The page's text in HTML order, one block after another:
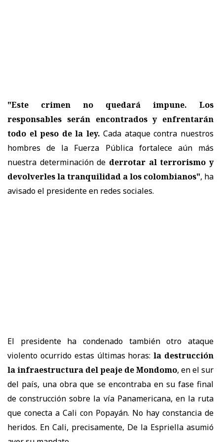
"Este crimen no quedará impune. Los
responsables serán encontrados y enfrentarán
todo el peso de la ley. Cada ataque contra nuestros
hombres de la Fuerza Pública fortalece aún más
nuestra determinación de derrotar al terrorismo y
devolverles la tranquilidad a los colombianos", ha
avisado el presidente en redes sociales.
El presidente ha condenado también otro ataque
violento ocurrido estas últimas horas:la destrucción
la infraestructura del peaje de Mondomo, en el sur
del país, una obra que se encontraba en su fase final
de construcción sobre la vía Panamericana, en la ruta
que conecta a Cali con Popayán. No hay constancia de
heridos. En Cali, precisamente, De la Espriella asumió